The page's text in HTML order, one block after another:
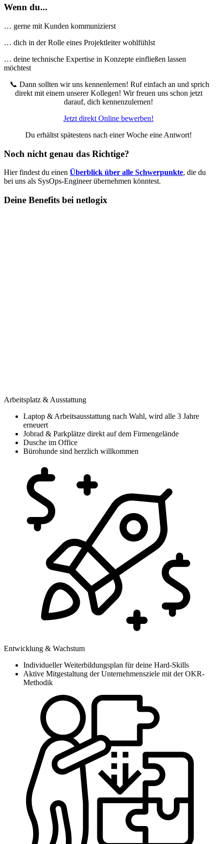
Wenn du...
… gerne mit Kunden kommunizierst
… dich in der Rolle eines Projektleiter wohlfühlst
… deine technische Expertise in Konzepte einfließen lassen
möchtest
📞 Dann sollten wir uns kennenlernen! Ruf einfach an und sprich
direkt mit einem unserer Kollegen! Wir freuen uns schon jetzt
darauf, dich kennenzulernen!
Jetzt direkt Online bewerben!
Du erhältst spätestens nach einer Woche eine Antwort!
Noch nicht genau das Richtige?
Hier findest du einen Überblick über alle Schwerpunkte, die du
bei uns als SysOps-Engineer übernehmen könntest.
Deine Benefits bei netlogix
Arbeitsplatz & Ausstattung
Laptop & Arbeitsausstattung nach Wahl, wird alle 3 Jahre
erneuert
Jobrad & Parkplätze direkt auf dem Firmengelände
Dusche im Office
Bürohunde sind herzlich willkommen
Entwicklung & Wachstum
Individueller Weiterbildungsplan für deine Hard-Skills
Aktive Mitgestaltung der Unternehmensziele mit der OKR-
Methodik